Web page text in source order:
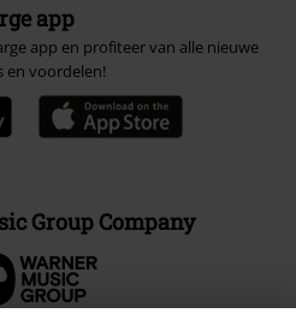
app
app en profiteer van alle nieuwe
en voordelen!
Group Company